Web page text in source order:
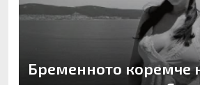
Бременното коремче